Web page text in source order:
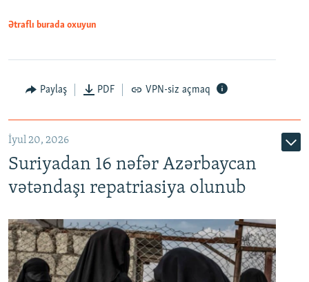
Auto
Ətraflı burada oxuyun
Paylaş PDF VPN-siz açmaq
İyul 20, 2026
Suriyadan 16 nəfər Azərbaycan
vətəndaşı repatriasiya olunub